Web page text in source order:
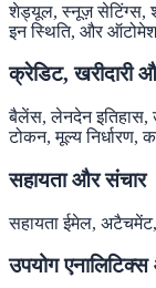
शेड्यूल, स्नूज़ सेटिंग्स,
इन स्थिति, और
क्रेडिट, खरीदारी
बैलेंस, लेनदेन इतिहास,
टोकन, मूल्य निर्धारण,
सहायता और संचार
सहायता ईमेल,
उपयोग